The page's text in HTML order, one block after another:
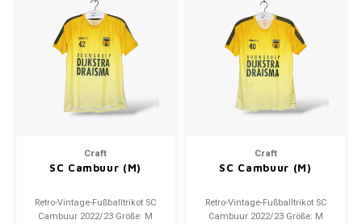
Craft
SC Cambuur (M)
Retro-Vintage-Fußballtrikot SC
Cambuur 2022/23 Größe: M
Craft
SC Cambuur (M)
Retro-Vintage-Fußballtrikot SC
Cambuur 2022/23 Größe: M